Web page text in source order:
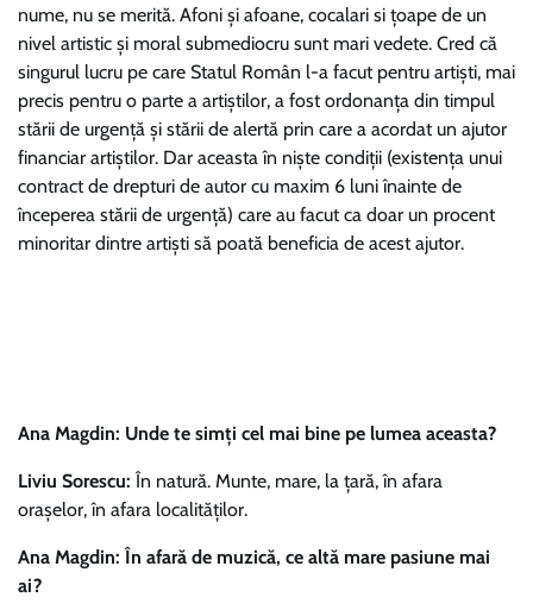
nume, nu se merită. Afoni şi afoane, cocalari si ţoape de un
nivel artistic şi moral submediocru sunt mari vedete. Cred că
singurul lucru pe care Statul Român l-a facut pentru artişti, mai
precis pentru o parte a artiştilor, a fost ordonanţa din timpul
stării de urgenţă şi stării de alertă prin care a acordat un ajutor
financiar artiştilor. Dar aceasta în nişte condiţii (existenţa unui
contract de drepturi de autor cu maxim 6 luni înainte de
începerea stării de urgenţă) care au facut ca doar un procent
minoritar dintre artişti să poată beneficia de acest ajutor.
Ana Magdin: Unde te simți cel mai bine pe lumea aceasta?
Liviu Sorescu: În natură. Munte, mare, la ţară, în afara
oraşelor, în afara localităţilor.
Ana Magdin: În afară de muzică, ce altă mare pasiune mai
ai?